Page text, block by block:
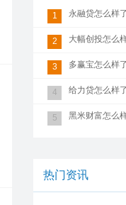
1 永融贷怎么样
2 大幅创投怎么
3 多赢宝怎么样
4 给力贷怎么样
5 黑米财富怎么
热门资讯